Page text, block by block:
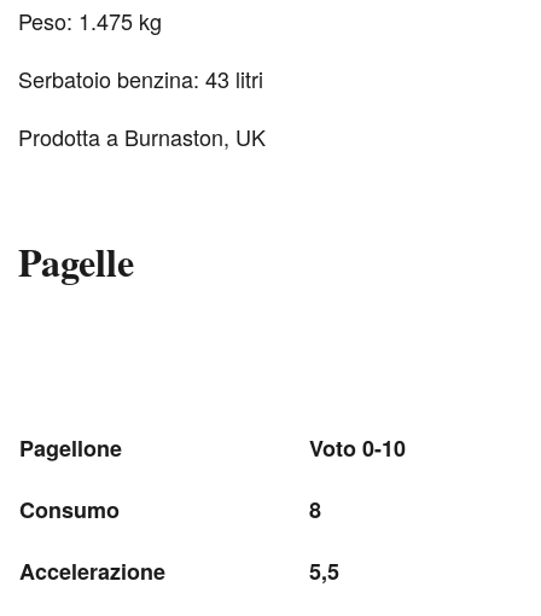
Peso: 1.475 kg
Serbatoio benzina: 43 litri
Prodotta a Burnaston, UK
Pagelle
Pagellone
Voto 0-10
Consumo
8
Accelerazione
5,5